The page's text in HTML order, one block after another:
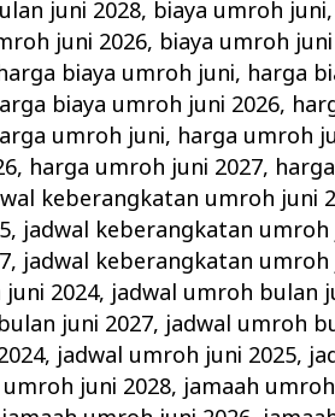
juni 2028, biaya umroh juni,
juni 2026, biaya umroh
biaya umroh juni, harga
biaya umroh juni 2026,
umroh juni, harga umroh
, harga umroh juni 2027,
keberangkatan umroh juni
, jadwal keberangkatan umroh
, jadwal keberangkatan umroh
2024, jadwal umroh bulan
juni 2027, jadwal umroh
, jadwal umroh juni 2025,
juni 2028, jamaah